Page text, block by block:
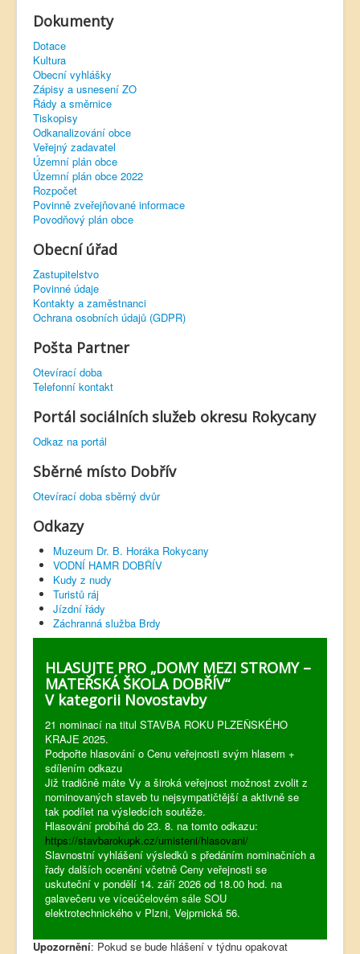
Dokumenty
Dotace
Kultura
Obecní vyhlášky
Zápisy a usnesení ZO
Řády a směrnice
Tiskopisy
Odkanalizování obce
Veřejný zadavatel
Územní plán obce
Územní plán obce 2022
Rozpočet
Povinně zveřejňované informace
Povodňový plán obce
Obecní úřad
Zastupitelstvo
Povinné údaje
Kontakty a zaměstnanci
Ochrana osobních údajů (GDPR)
Pošta Partner
Otevírací doba
Telefonní kontakt
Portál sociálních služeb okresu Rokycany
Odkaz na portál
Sběrné místo Dobřív
Otevírací doba sběrný dvůr
Odkazy
Muzeum Dr. B. Horáka Rokycany
VODNÍ HAMR DOBŘÍV
Kudy z nudy
Turistů ráj
Jízdní řády
Záchranná služba Brdy
HLASUJTE PRO „DOMY MEZI STROMY –
MATEŘSKÁ ŠKOLA DOBŘÍV“
V kategorii Novostavby
21 nominací na titul STAVBA ROKU PLZEŇSKÉHO
KRAJE 2025.
Podpořte hlasování o Cenu veřejnosti svým hlasem +
sdílením odkazu
Již tradičně máte Vy a široká veřejnost možnost zvolit z
nominovaných staveb tu nejsympatičtější a aktivně se
tak podílet na výsledcích soutěže.
Hlasování probíhá do 23. 8. na tomto odkazu:
https://stavbarokupk.cz/umisteni/hlasovani/
Slavnostní vyhlášení výsledků s předáním nominačních a
řady dalších ocenění včetně Ceny veřejnosti se
uskuteční v pondělí 14. září 2026 od 18.00 hod. na
galavečeru ve víceúčelovém sále SOU
elektrotechnického v Plzni, Vejprnická 56.
Upozornění: Pokud se bude hlášení v týdnu opakovat